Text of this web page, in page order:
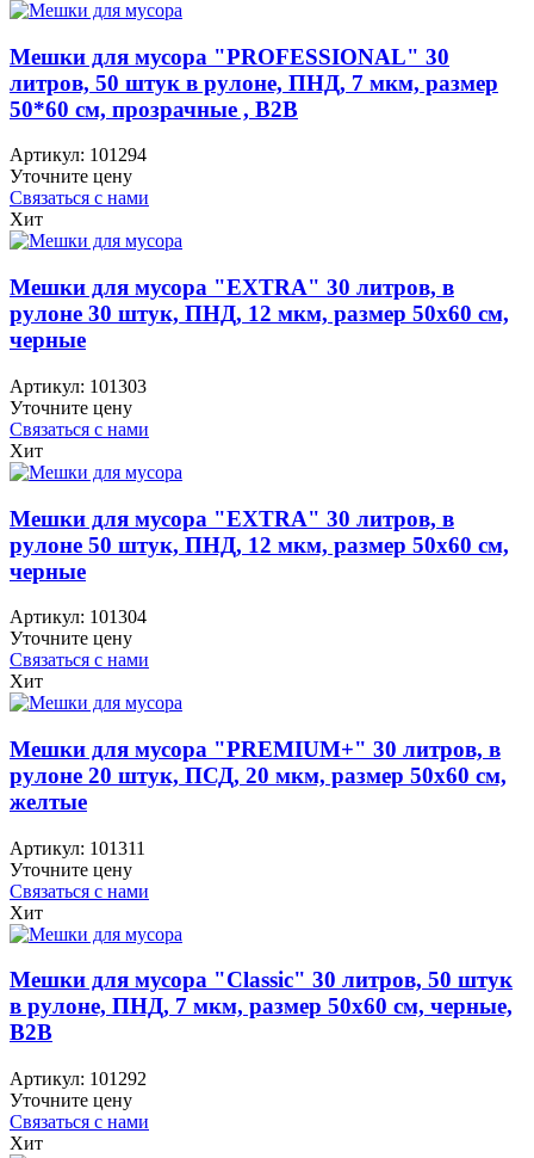
Мешки для мусора "PROFESSIONAL" 30
литров, 50 штук в рулоне, ПНД, 7 мкм, размер
50*60 см, прозрачные , B2B
Артикул: 101294
Уточните цену
Связаться с нами
Хит
Мешки для мусора "EXTRA" 30 литров, в
рулоне 30 штук, ПНД, 12 мкм, размер 50х60 см,
черные
Артикул: 101303
Уточните цену
Связаться с нами
Хит
Мешки для мусора "EXTRA" 30 литров, в
рулоне 50 штук, ПНД, 12 мкм, размер 50х60 см,
черные
Артикул: 101304
Уточните цену
Связаться с нами
Хит
Мешки для мусора "PREMIUM+" 30 литров, в
рулоне 20 штук, ПСД, 20 мкм, размер 50х60 см,
желтые
Артикул: 101311
Уточните цену
Связаться с нами
Хит
Мешки для мусора "Classic" 30 литров, 50 штук
в рулоне, ПНД, 7 мкм, размер 50х60 см, черные,
B2B
Артикул: 101292
Уточните цену
Связаться с нами
Хит